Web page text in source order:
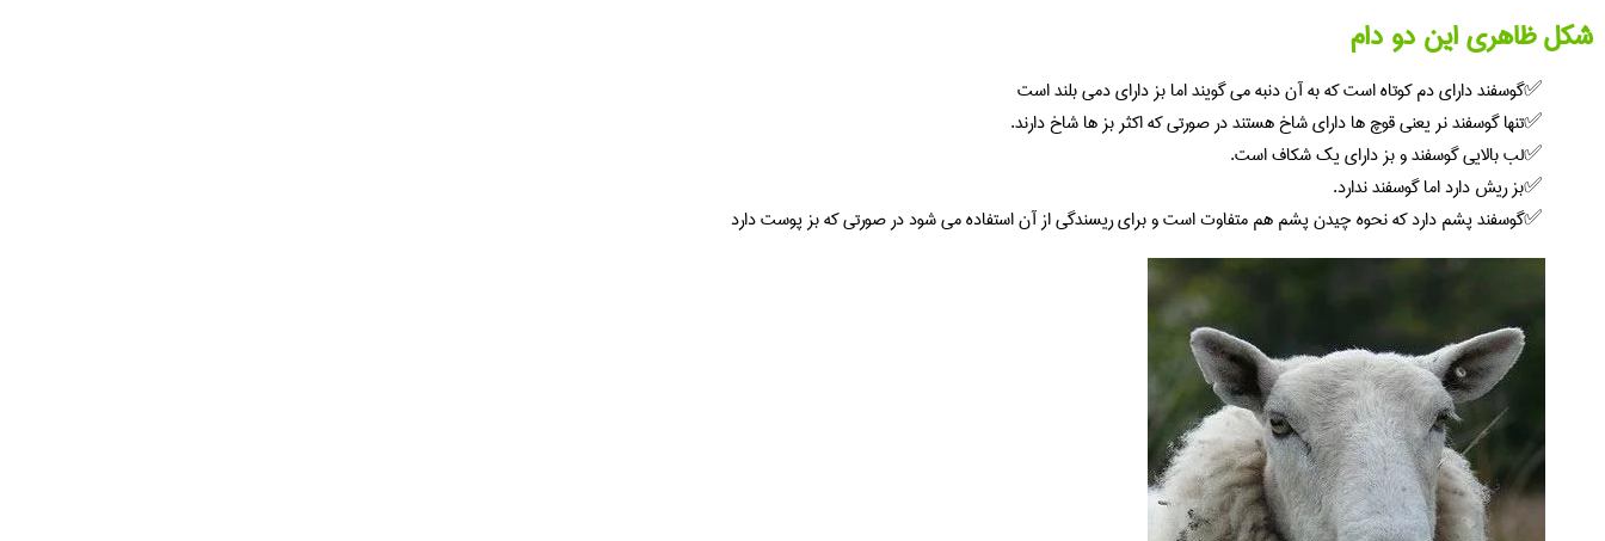
شکل ظاهری این دو دام
گوسفند دارای دم کوتاه است که به آن دنبه می گویند اما بز دارای دمی بلند است
تنها گوسفند نر یعنی قوچ ها دارای شاخ هستند در صورتی که اکثر بز ها شاخ دارند.
لب بالایی گوسفند و بز دارای یک شکاف است.
بز ریش دارد اما گوسفند ندارد.
گوسفند پشم دارد که نحوه چیدن پشم هم متفاوت است و برای ریسندگی از آن استفاده می شود در صورتی که بز پوست دارد